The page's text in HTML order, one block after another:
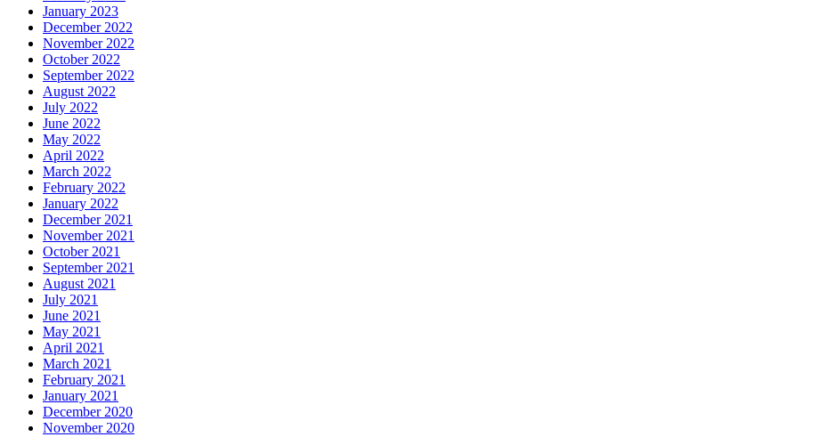
January 2023
December 2022
November 2022
October 2022
September 2022
August 2022
July 2022
June 2022
May 2022
April 2022
March 2022
February 2022
January 2022
December 2021
November 2021
October 2021
September 2021
August 2021
July 2021
June 2021
May 2021
April 2021
March 2021
February 2021
January 2021
December 2020
November 2020